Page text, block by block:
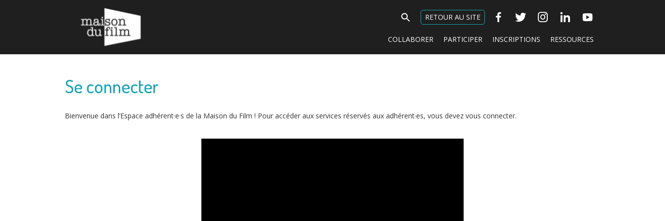
Espace adhérent·e - Maison
du Film
Search
for:
RETOUR AU SITE
COLLABORER PARTICIPER INSCRIPTIONS RESSOURCES
Se connecter
Bienvenue dans l’Espace adhérent·e·s de la Maison du Film ! Pour accéder aux services réservés aux adhérent·es, vous devez vous connecter.